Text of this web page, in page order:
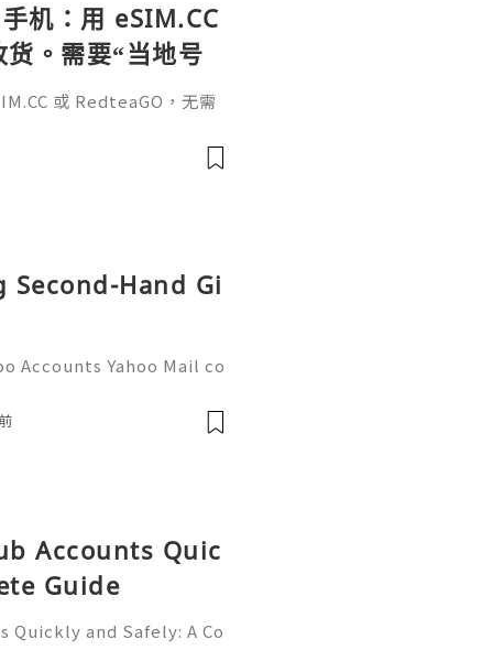
机：用 eSIM.CC
。需要“当地号
卖、客户联
或 RedteaGO，无需
信套餐）。长期多国移动办
，一次收货长期使用，
Hand Gi
Accounts Yahoo Mail co
and online a
Accounts Quic
Guide
and Safely: A Co